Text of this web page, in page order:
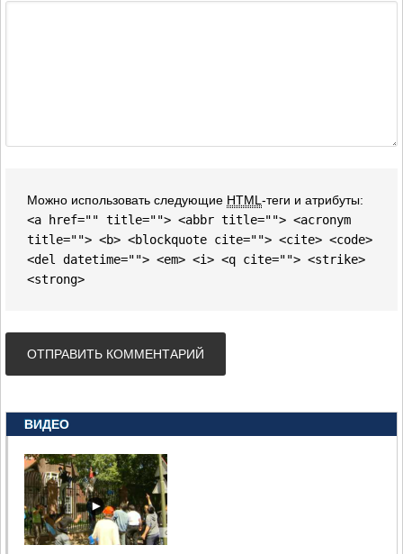
Можно использовать следующие HTML-теги и атрибуты:
<a href="" title=""> <abbr title=""> <acronym
title=""> <b> <blockquote cite=""> <cite> <code>
<del datetime=""> <em> <i> <q cite=""> <strike>
<strong>
ВИДЕО